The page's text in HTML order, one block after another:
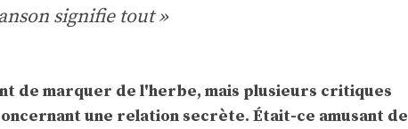
signifie tout »
de marquer de l'herbe, mais plusieurs critiques
une relation secrète. Était-ce amusant de